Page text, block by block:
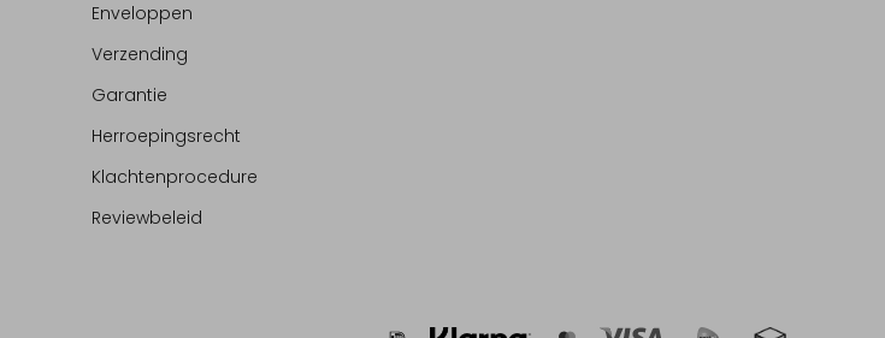
Enveloppen
Verzending
Garantie
Herroepingsrecht
Klachtenprocedure
Reviewbeleid